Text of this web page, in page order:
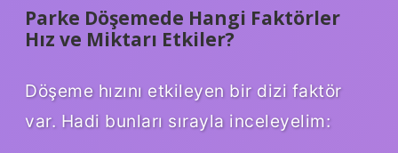
Parke Döşemede Hangi Faktörler
Hız ve Miktarı Etkiler?
Döşeme hızını etkileyen bir dizi faktör
var. Hadi bunları sırayla inceleyelim: